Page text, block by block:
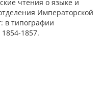
чтения о языке и
Императорской
в типографии
1857.